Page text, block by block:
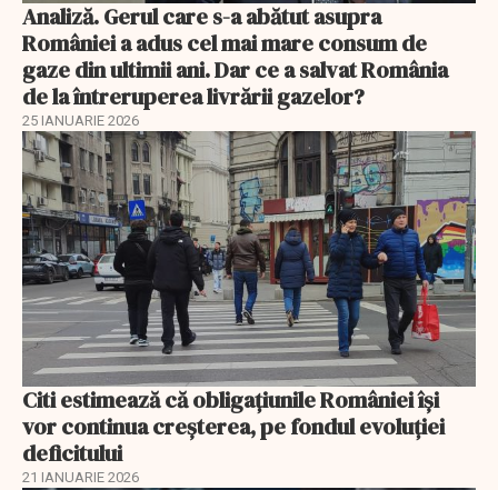
Analiză. Gerul care s-a abătut asupra
României a adus cel mai mare consum de
gaze din ultimii ani. Dar ce a salvat România
de la întreruperea livrării gazelor?
25 IANUARIE 2026
Citi estimează că obligațiunile României își
vor continua creșterea, pe fondul evoluției
deficitului
21 IANUARIE 2026